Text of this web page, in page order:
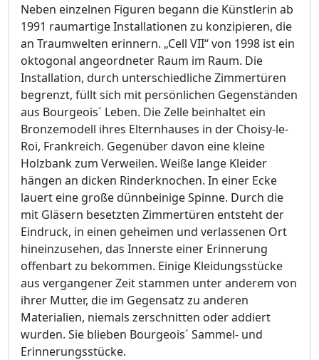
Neben einzelnen Figuren begann die Künstlerin ab
1991 raumartige Installationen zu konzipieren, die
an Traumwelten erinnern. „Cell VII“ von 1998 ist ein
oktogonal angeordneter Raum im Raum. Die
Installation, durch unterschiedliche Zimmertüren
begrenzt, füllt sich mit persönlichen Gegenständen
aus Bourgeois´ Leben. Die Zelle beinhaltet ein
Bronzemodell ihres Elternhauses in der Choisy-le-
Roi, Frankreich. Gegenüber davon eine kleine
Holzbank zum Verweilen. Weiße lange Kleider
hängen an dicken Rinderknochen. In einer Ecke
lauert eine große dünnbeinige Spinne. Durch die
mit Gläsern besetzten Zimmertüren entsteht der
Eindruck, in einen geheimen und verlassenen Ort
hineinzusehen, das Innerste einer Erinnerung
offenbart zu bekommen. Einige Kleidungsstücke
aus vergangener Zeit stammen unter anderem von
ihrer Mutter, die im Gegensatz zu anderen
Materialien, niemals zerschnitten oder addiert
wurden. Sie blieben Bourgeois´ Sammel- und
Erinnerungsstücke.